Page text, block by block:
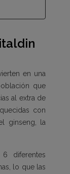
en una
que
al extra de
con
ginseng, la
6 diferentes
lo que las